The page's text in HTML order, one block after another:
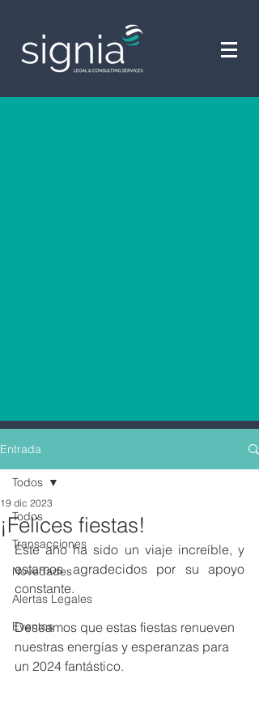
Entrada
Todos
Transacciones
Novedades
Alertas Legales
Eventos
Todos
¡Felices fiestas!
19 dic 2023
Este año ha sido un viaje increíble, y
estamos agradecidos por su apoyo
constante.
Deseamos que estas fiestas renueven
nuestras energías y esperanzas para
un 2024 fantástico.